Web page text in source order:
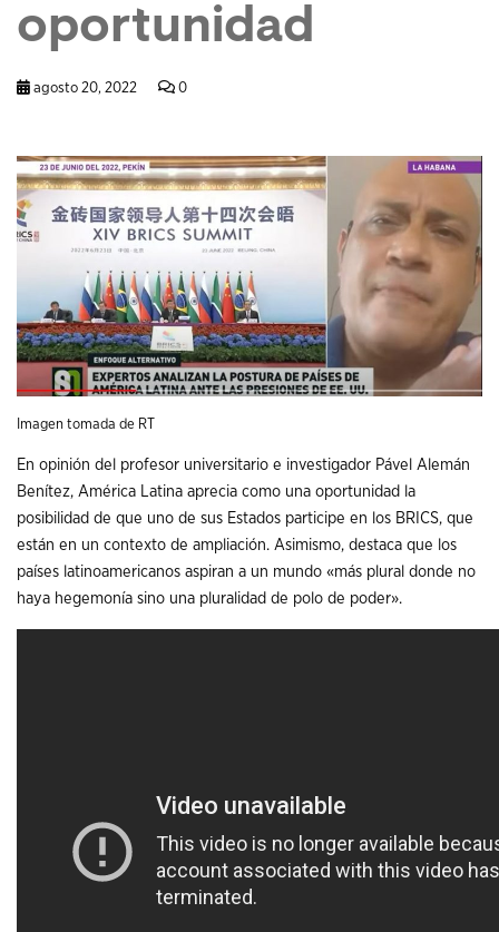
oportunidad
agosto 20, 2022 0
Imagen tomada de RT
En opinión del profesor universitario e investigador Pável Alemán
Benítez, América Latina aprecia como una oportunidad la
posibilidad de que uno de sus Estados participe en los BRICS, que
están en un contexto de ampliación. Asimismo, destaca que los
países latinoamericanos aspiran a un mundo «más plural donde no
haya hegemonía sino una pluralidad de polo de poder».